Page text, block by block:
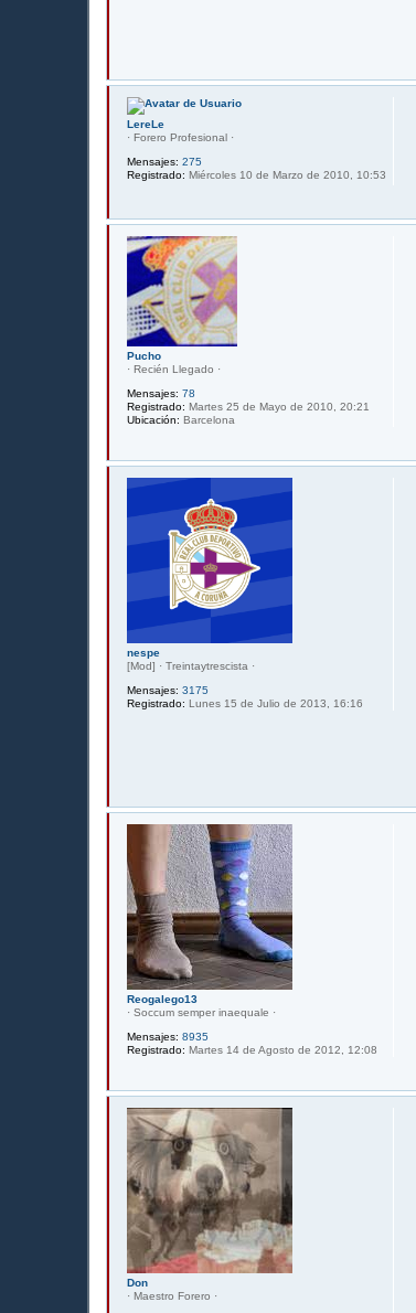
LereLe
· Forero Profesional ·
Mensajes: 275
Registrado: Miércoles 10 de Marzo de 2010, 10:53
Pucho
· Recién Llegado ·
Mensajes: 78
Registrado: Martes 25 de Mayo de 2010, 20:21
Ubicación: Barcelona
nespe
[Mod] · Treintaytrescista ·
Mensajes: 3175
Registrado: Lunes 15 de Julio de 2013, 16:16
Reogalego13
· Soccum semper inaequale ·
Mensajes: 8935
Registrado: Martes 14 de Agosto de 2012, 12:08
Don
· Maestro Forero ·